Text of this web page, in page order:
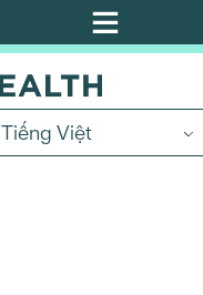
Tiếng Việt